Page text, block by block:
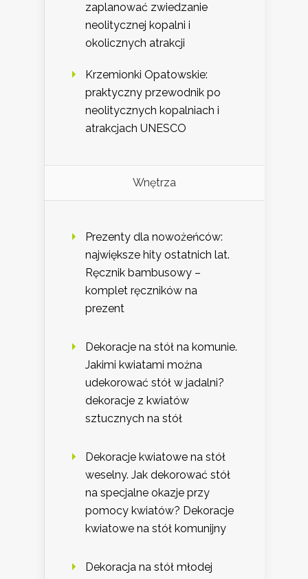
zaplanować zwiedzanie
neolitycznej kopalni i
okolicznych atrakcji
Krzemionki Opatowskie:
praktyczny przewodnik po
neolitycznych kopalniach i
atrakcjach UNESCO
Wnętrza
Prezenty dla nowożeńców:
największe hity ostatnich lat.
Ręcznik bambusowy –
komplet ręczników na
prezent
Dekoracje na stół na komunie.
Jakimi kwiatami można
udekorować stół w jadalni?
dekoracje z kwiatów
sztucznych na stół
Dekoracje kwiatowe na stół
weselny. Jak dekorować stół
na specjalne okazje przy
pomocy kwiatów? Dekoracje
kwiatowe na stół komunijny
Dekoracja na stół młodej